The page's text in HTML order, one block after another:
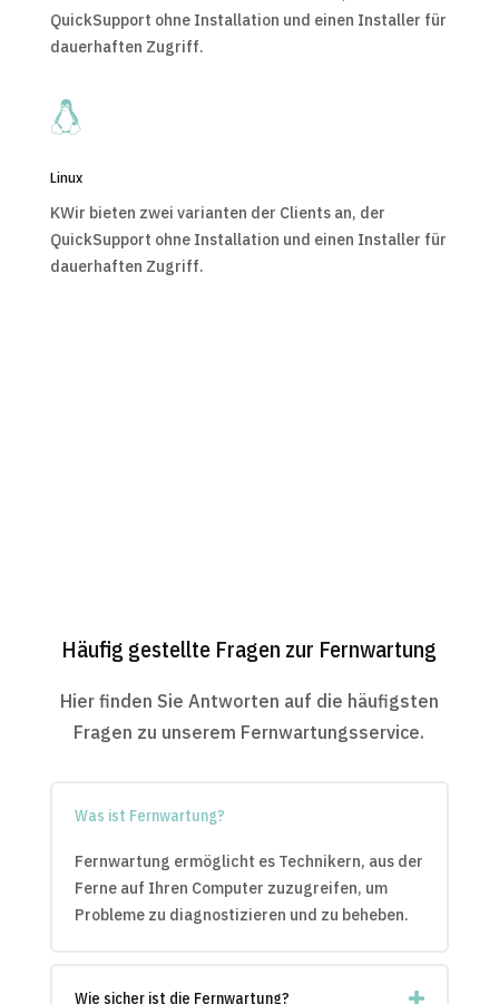
QuickSupport ohne Installation und einen Installer für
dauerhaften Zugriff.

Linux
KWir bieten zwei varianten der Clients an, der
QuickSupport ohne Installation und einen Installer für
dauerhaften Zugriff.
Häufig gestellte Fragen zur Fernwartung
Hier finden Sie Antworten auf die häufigsten
Fragen zu unserem Fernwartungsservice.
Was ist Fernwartung?
Fernwartung ermöglicht es Technikern, aus der
Ferne auf Ihren Computer zuzugreifen, um
Probleme zu diagnostizieren und zu beheben.
Wie sicher ist die Fernwartung?